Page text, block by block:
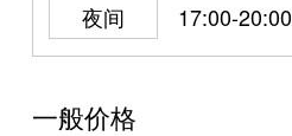
夜间
17:00-20:00
一般价格